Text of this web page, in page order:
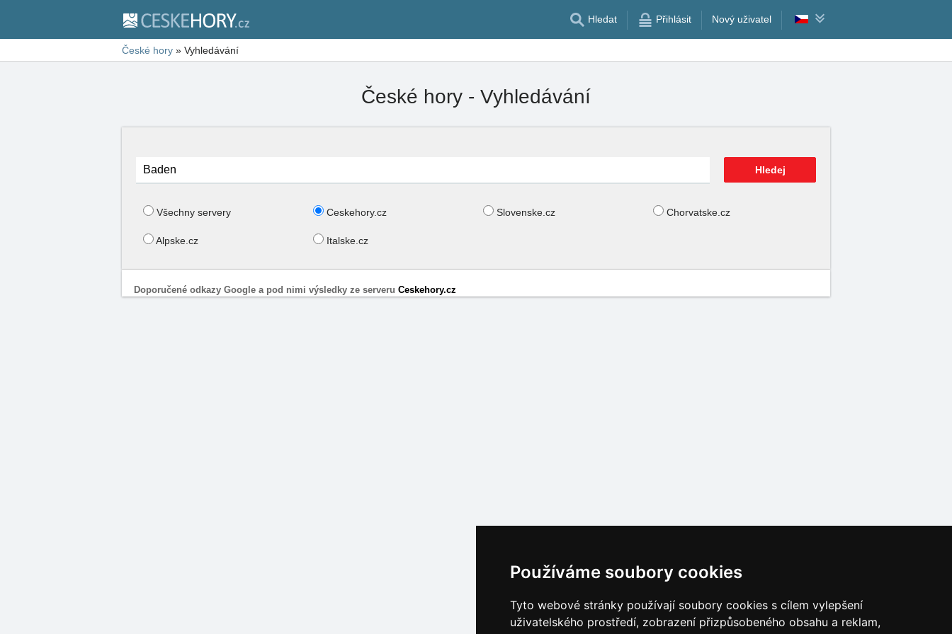
Používáme soubory cookies
Tyto webové stránky používají soubory cookies s cílem vylepšení
uživatelského prostředí, zobrazení přizpůsobeného obsahu a reklam,
Hledat Přihlásit Nový uživatel
České hory » Vyhledávání
České hory - Vyhledávání
Všechny servery Ceskehory.cz Slovenske.cz Chorvatske.cz
Alpske.cz Italske.cz
Doporučené odkazy Google a pod nimi výsledky ze serveru Ceskehory.cz